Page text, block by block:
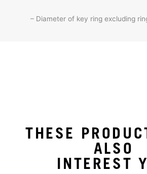
– Diameter of key ring excluding
THESE
ALSO
INTEREST